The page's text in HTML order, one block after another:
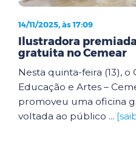
14/11/2025, às 17:09
Ilustradora
gratuita no Cemear
Nesta quinta-feira (13),
Educação e Artes –
promoveu uma oficina
voltada ao público ...